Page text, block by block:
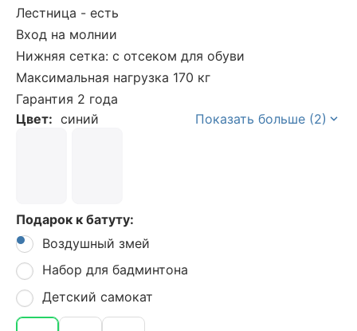
Лестница - есть
Вход на молнии
Нижняя сетка: с отсеком для обуви
Максимальная нагрузка 170 кг
Гарантия 2 года
Цвет: синий Показать больше (2)
Подарок к батуту:
Воздушный змей
Набор для бадминтона
Детский самокат